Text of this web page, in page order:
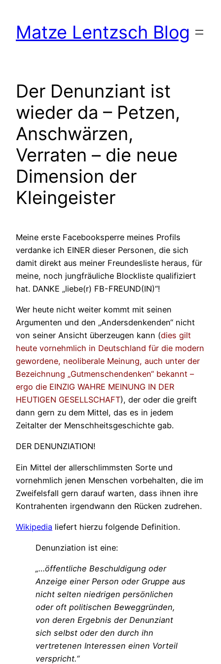
Inhalt
springen
Matze Lentzsch Blog
Der Denunziant ist
wieder da – Petzen,
Anschwärzen,
Verraten – die neue
Dimension der
Kleingeister
Meine erste Facebooksperre meines Profils
verdanke ich EINER dieser Personen, die sich
damit direkt aus meiner Freundesliste heraus, für
meine, noch jungfräuliche Blockliste qualifiziert
hat. DANKE „liebe(r) FB-FREUND(IN)“!
Wer heute nicht weiter kommt mit seinen
Argumenten und den „Andersdenkenden“ nicht
von seiner Ansicht überzeugen kann (dies gilt
heute vornehmlich in Deutschland für die modern
gewordene, neoliberale Meinung, auch unter der
Bezeichnung „Gutmenschendenken“ bekannt –
ergo die EINZIG WAHRE MEINUNG IN DER
HEUTIGEN GESELLSCHAFT), der oder die greift
dann gern zu dem Mittel, das es in jedem
Zeitalter der Menschheitsgeschichte gab.
DER DENUNZIATION!
Ein Mittel der allerschlimmsten Sorte und
vornehmlich jenen Menschen vorbehalten, die im
Zweifelsfall gern darauf warten, dass ihnen ihre
Kontrahenten irgendwann den Rücken zudrehen.
Wikipedia liefert hierzu folgende Definition.
Denunziation ist eine:
„…öffentliche Beschuldigung oder
Anzeige einer Person oder Gruppe aus
nicht selten niedrigen persönlichen
oder oft politischen Beweggründen,
von deren Ergebnis der Denunziant
sich selbst oder den durch ihn
vertretenen Interessen einen Vorteil
verspricht.“